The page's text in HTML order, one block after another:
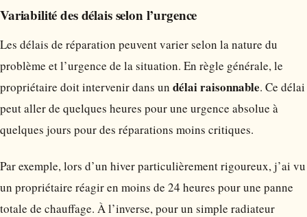
Variabilité des délais selon l’urgence
Les délais de réparation peuvent varier selon la nature du
problème et l’urgence de la situation. En règle générale, le
propriétaire doit intervenir dans un délai raisonnable. Ce délai
peut aller de quelques heures pour une urgence absolue à
quelques jours pour des réparations moins critiques.
Par exemple, lors d’un hiver particulièrement rigoureux, j’ai vu
un propriétaire réagir en moins de 24 heures pour une panne
totale de chauffage. À l’inverse, pour un simple radiateur